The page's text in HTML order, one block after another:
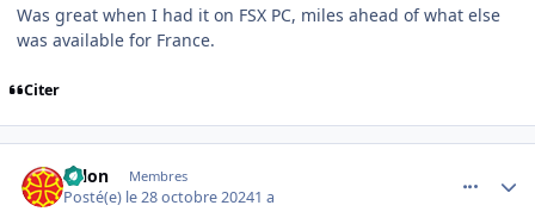
Was great when I had it on FSX PC, miles ahead of what else
was available for France.
Citer
solon Membres
Posté(e) le 28 octobre 20241 a